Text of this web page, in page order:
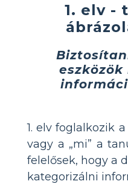
1. elv -
eszközök
1. elv foglalkozik a
vagy a „mi” a
felelősek, hogy a
kategorizálni